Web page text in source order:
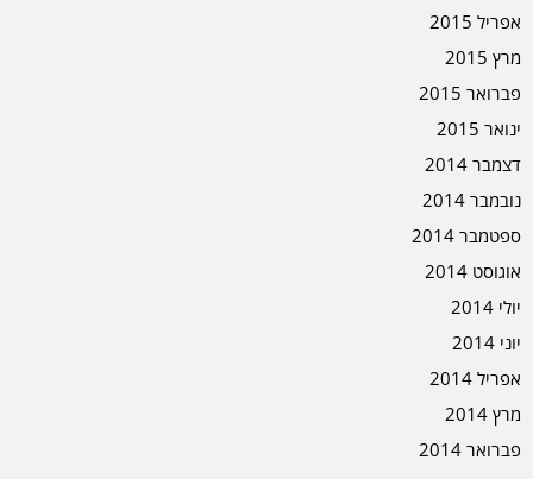
אפריל 2015
מרץ 2015
פברואר 2015
ינואר 2015
דצמבר 2014
נובמבר 2014
ספטמבר 2014
אוגוסט 2014
יולי 2014
יוני 2014
אפריל 2014
מרץ 2014
פברואר 2014